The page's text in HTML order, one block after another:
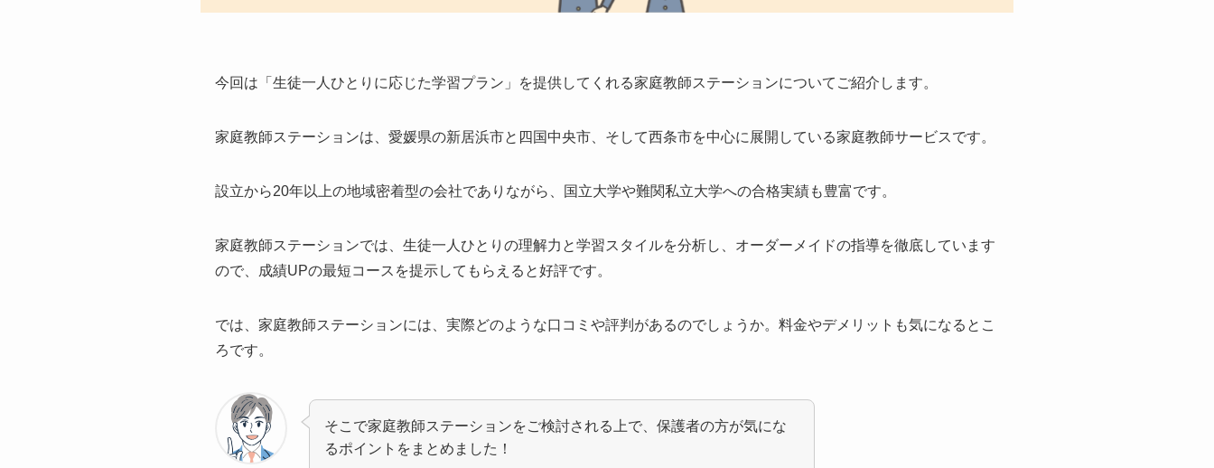
今回は「生徒一人ひとりに応じた学習プラン」を提供してくれる家庭教師ステーションについてご紹介します。
家庭教師ステーションは、愛媛県の新居浜市と四国中央市、そして西条市を中心に展開している家庭教師サービスです。
設立から20年以上の地域密着型の会社でありながら、国立大学や難関私立大学への合格実績も豊富です。
家庭教師ステーションでは、生徒一人ひとりの理解力と学習スタイルを分析し、オーダーメイドの指導を徹底しています
ので、成績UPの最短コースを提示してもらえると好評です。
では、家庭教師ステーションには、実際どのような口コミや評判があるのでしょうか。料金やデメリットも気になるとこ
ろです。
そこで家庭教師ステーションをご検討される上で、保護者の方が気にな
るポイントをまとめました！